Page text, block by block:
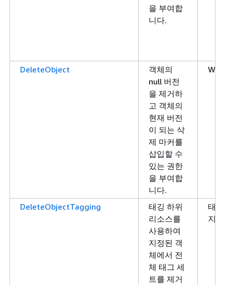
을 부여합
니다.
DeleteObject
객체의
null 버전
을 제거하
고 객체의
현재 버전
이 되는 삭
제 마커를
삽입할 수
있는 권한
을 부여합
니다.
DeleteObjectTagging
태깅 하위
리소스를
사용하여
지정된 객
체에서 전
체 태그 세
트를 제거
태그
지정